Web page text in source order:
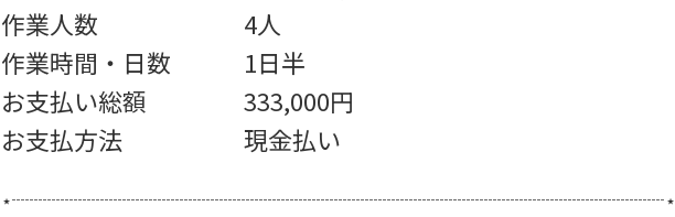
作業人数 4人
作業時間・日数 1日半
お支払い総額 333,000円
お支払方法 現金払い
⋆┈┈┈┈┈┈┈┈┈┈┈┈┈┈┈┈┈┈┈┈┈┈┈┈┈┈┈┈┈┈┈┈┈┈┈┈┈⋆